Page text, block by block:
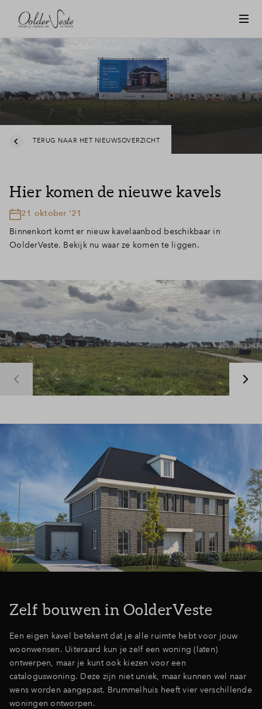
Inloggen
TERUG NAAR HET NIEUWSOVERZICHT
Hier komen de nieuwe kavels
21 oktober '21
Binnenkort komt er nieuw kavelaanbod beschikbaar in
OolderVeste. Bekijk nu waar ze komen te liggen.
Zelf bouwen in OolderVeste
Een eigen kavel betekent dat je alle ruimte hebt voor jouw
woonwensen. Uiteraard kun je zelf een woning (laten)
ontwerpen, maar je kunt ook kiezen voor een
cataloguswoning. Deze zijn niet uniek, maar kunnen wel naar
wens worden aangepast. Brummelhuis heeft vier verschillende
woningen ontworpen.